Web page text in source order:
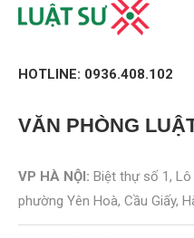
HOTLINE: 0936.408.102
VĂN PHÒNG
VP HÀ NỘI: Biệt thự số 1, Lô
phường Yên Hoà, Cầu Giấy,